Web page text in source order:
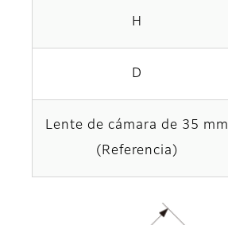
H
D
Lente de cámara de 35 mm
(Referencia)